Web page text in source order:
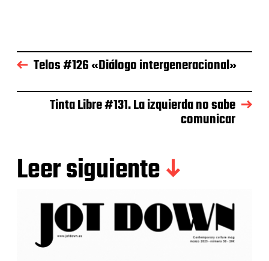
Telos #126 «Diálogo intergeneracional»
Tinta Libre #131. La izquierda no sabe
comunicar
Leer siguiente